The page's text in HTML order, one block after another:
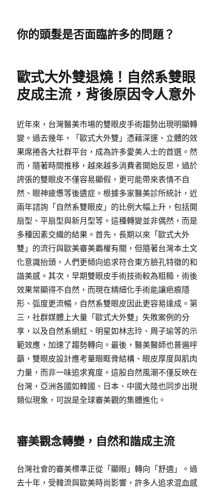
你的頭髮是否面臨許多的問題？
歐式大外雙退燒！自然系雙眼
皮成主流，背後原因令人意外
近年來，台灣醫美市場的雙眼皮手術趨勢出現明顯轉
變。過去幾年，「歐式大外雙」憑藉深邃、立體的效
果席捲各大社群平台，成為許多愛美人士的首選。然
而，隨著時間推移，越來越多消費者開始反思，過於
誇張的雙眼皮不僅容易顯假，更可能帶來表情不自
然、眼神疲憊等後遺症。根據多家醫美診所統計，近
兩年諮詢「自然系雙眼皮」的比例大幅上升，包括開
扇型、平扇型與新月型等。這種轉變並非偶然，而是
多種因素交織的結果。首先，長期以來「歐式大外
雙」的流行與歐美審美霸權有關，但隨著台灣本土文
化意識抬頭，人們更傾向追求符合東方臉孔特徵的和
諧美感。其次，早期雙眼皮手術技術較為粗糙，術後
效果常顯得不自然，而現在精細化手術能讓疤痕隱
形、弧度更流暢，自然系雙眼皮因此更容易達成。第
三，社群媒體上大量「歐式大外雙」失敗案例的分
享，以及自然系網紅、明星如林志玲、周子瑜等的示
範效應，加速了趨勢轉向。最後，醫美醫師也普遍呼
籲，雙眼皮設計應考量眼眶骨結構、眼皮厚度與肌肉
力量，而非一味追求寬度。這股自然風潮不僅反映在
台灣，亞洲各國如韓國、日本、中國大陸也同步出現
類似現象，可說是全球審美觀的集體進化。
審美觀念轉變，自然和諧成主流
台灣社會的審美標準正從「顯眼」轉向「舒適」。過
去十年，受韓流與歐美時尚影響，許多人追求混血感